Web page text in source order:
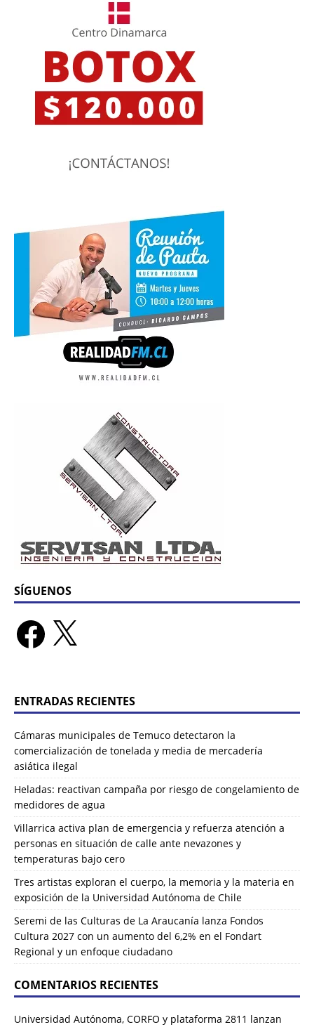
SÍGUENOS
ENTRADAS RECIENTES
Cámaras municipales de Temuco detectaron la
comercialización de tonelada y media de mercadería
asiática ilegal
Heladas: reactivan campaña por riesgo de congelamiento de
medidores de agua
Villarrica activa plan de emergencia y refuerza atención a
personas en situación de calle ante nevazones y
temperaturas bajo cero
Tres artistas exploran el cuerpo, la memoria y la materia en
exposición de la Universidad Autónoma de Chile
Seremi de las Culturas de La Araucanía lanza Fondos
Cultura 2027 con un aumento del 6,2% en el Fondart
Regional y un enfoque ciudadano
COMENTARIOS RECIENTES
Universidad Autónoma, CORFO y plataforma 2811 lanzan